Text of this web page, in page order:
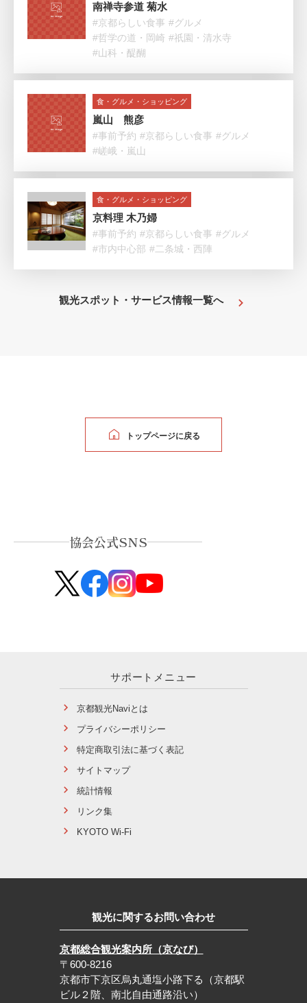
南禅寺参道 菊水
#京都らしい食事 #グルメ
#哲学の道・岡崎 #祇園・清水寺
#山科・醍醐
食・グルメ・ショッピング
嵐山 熊彦
#事前予約 #京都らしい食事 #グルメ
#嵯峨・嵐山
食・グルメ・ショッピング
京料理 木乃婦
#事前予約 #京都らしい食事 #グルメ
#市内中心部 #二条城・西陣
観光スポット・サービス情報一覧へ
トップページに戻る
協会公式SNS
サポートメニュー
京都観光Naviとは
プライバシーポリシー
特定商取引法に基づく表記
サイトマップ
統計情報
リンク集
KYOTO Wi-Fi
観光に関するお問い合わせ
京都総合観光案内所（京なび）
〒600-8216
京都市下京区烏丸通塩小路下る（京都駅
ビル２階、南北自由通路沿い）